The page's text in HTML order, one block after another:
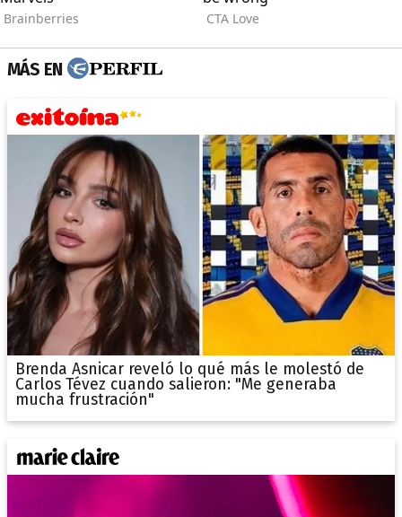
MÁS EN
Brenda Asnicar reveló lo qué más le molestó de
Carlos Tévez cuando salieron: "Me generaba
mucha frustración"